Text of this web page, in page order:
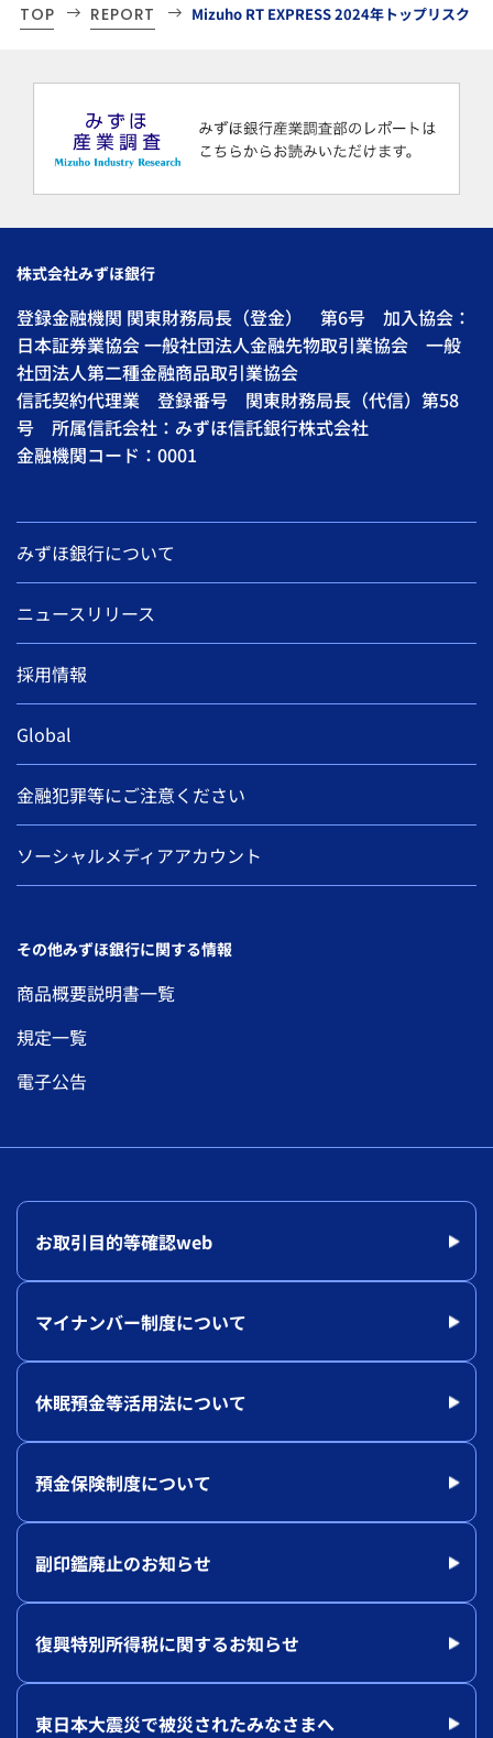
TOP REPORT Mizuho RT EXPRESS 2024年トップリスク
株式会社みずほ銀行
登録金融機関 関東財務局長（登金） 第6号 加入協会：
日本証券業協会 一般社団法人金融先物取引業協会 一般
社団法人第二種金融商品取引業協会
信託契約代理業 登録番号 関東財務局長（代信）第58
号 所属信託会社：みずほ信託銀行株式会社
金融機関コード：0001
みずほ銀行について
ニュースリリース
採用情報
Global
金融犯罪等にご注意ください
ソーシャルメディアアカウント
その他みずほ銀行に関する情報
商品概要説明書一覧
規定一覧
電子公告
お取引目的等確認web
マイナンバー制度について
休眠預金等活用法について
預金保険制度について
副印鑑廃止のお知らせ
復興特別所得税に関するお知らせ
東日本大震災で被災されたみなさまへ